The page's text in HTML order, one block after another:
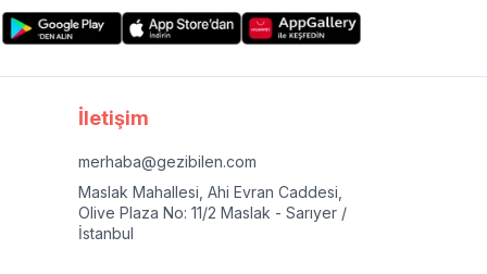
İletişim
merhaba@gezibilen.com
Maslak Mahallesi, Ahi Evran Caddesi,
Olive Plaza No: 11/2 Maslak - Sarıyer /
İstanbul